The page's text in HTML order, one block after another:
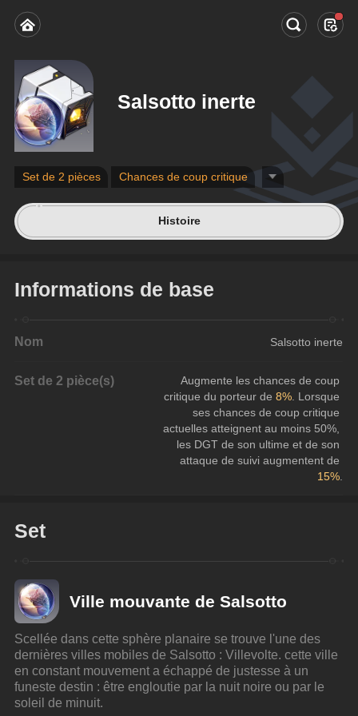
Salsotto inerte
Set de 2 pièces Chances de coup critique
Histoire
Informations de base
Nom Salsotto inerte
Set de 2 pièce(s)
Augmente les chances de coup
critique du porteur de 8%. Lorsque
ses chances de coup critique
actuelles atteignent au moins 50%,
les DGT de son ultime et de son
attaque de suivi augmentent de
15%.
Set
Ville mouvante de Salsotto
Scellée dans cette sphère planaire se trouve l'une des
dernières villes mobiles de Salsotto : Villevolte. cette ville
en constant mouvement a échappé de justesse à un
funeste destin : être engloutie par la nuit noire ou par le
soleil de minuit.